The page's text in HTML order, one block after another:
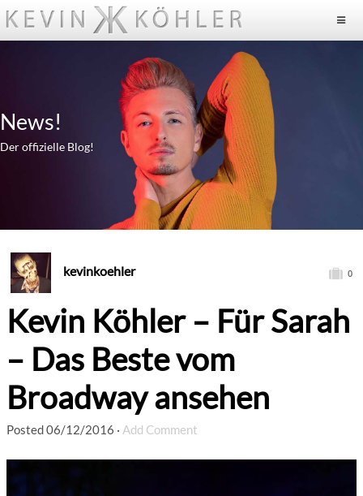
News!
Der offizielle Blog!
kevinkoehler 0
Kevin Köhler – Für Sarah
– Das Beste vom
Broadway ansehen
Posted06/12/2016 · Add Comment